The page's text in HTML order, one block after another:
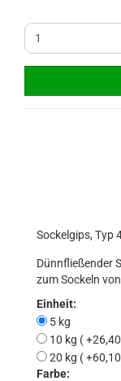
Sockelgips, Typ
Dünnfließender
zum Sockeln
Einheit:
5 kg
10 kg (
20 kg ( +60,10
Farbe: